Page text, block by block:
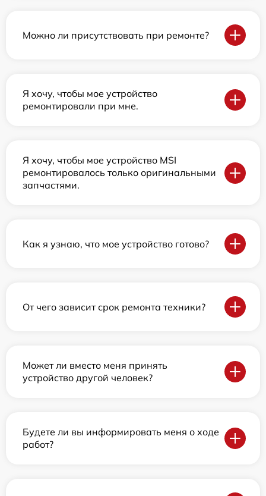
Можно ли присутствовать при ремонте?
Я хочу, чтобы мое устройство
ремонтировали при мне.
Я хочу, чтобы мое устройство MSI
ремонтировалось только оригинальными
запчастями.
Как я узнаю, что мое устройство готово?
От чего зависит срок ремонта техники?
Может ли вместо меня принять
устройство другой человек?
Будете ли вы информировать меня о ходе
работ?